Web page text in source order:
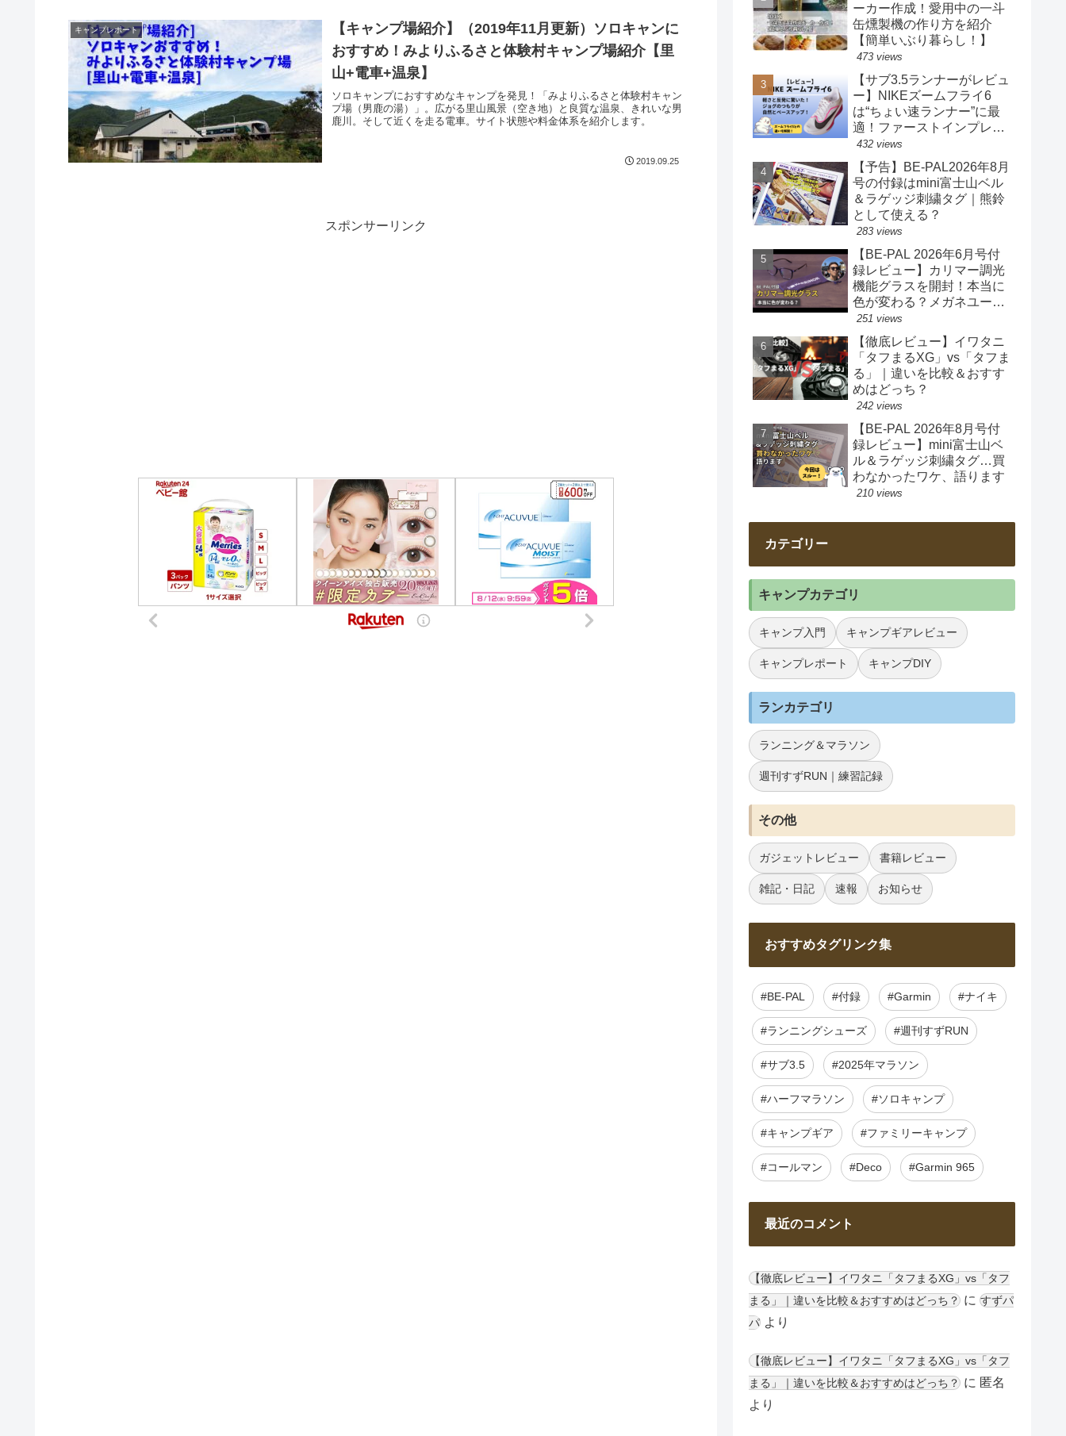
キャンプレポート
【キャンプ場紹介】（2019年11月更新）ソロキャンに
おすすめ！みよりふるさと体験村キャンプ場紹介【里
山+電車+温泉】
ソロキャンプにおすすめなキャンプを発見！「みよりふるさと体験村キャン
プ場（男鹿の湯）」。広がる里山風景（空き地）と良質な温泉、きれいな男
鹿川。そして近くを走る電車。サイト状態や料金体系を紹介します。
2019.09.25
スポンサーリンク
ーカー作成！愛用中の一斗
缶燻製機の作り方を紹介
【簡単いぶり暮らし！】
473 views
【サブ3.5ランナーがレビュ
ー】NIKEズームフライ6
は“ちょい速ランナー”に最
適！ファーストインプレッ
ションまとめ
432 views
【予告】BE-PAL2026年8月
号の付録はmini富士山ベル
＆ラゲッジ刺繍タグ｜熊鈴
として使える？
283 views
【BE-PAL 2026年6月号付
録レビュー】カリマー調光
機能グラスを開封！本当に
色が変わる？メガネユーザ
ー目線で正直チェック
251 views
【徹底レビュー】イワタニ
「タフまるXG」vs「タフま
る」｜違いを比較＆おすす
めはどっち？
242 views
【BE-PAL 2026年8月号付
録レビュー】mini富士山ベ
ル＆ラゲッジ刺繍タグ…買
わなかったワケ、語ります
210 views
カテゴリー
キャンプカテゴリ
キャンプ入門 キャンプギアレビュー
キャンプレポート キャンプDIY
ランカテゴリ
ランニング＆マラソン
週刊すずRUN｜練習記録
その他
ガジェットレビュー 書籍レビュー
雑記・日記 速報 お知らせ
おすすめタグリンク集
#BE-PAL #付録 #Garmin #ナイキ
#ランニングシューズ #週刊すずRUN
#サブ3.5 #2025年マラソン
#ハーフマラソン #ソロキャンプ
#キャンプギア #ファミリーキャンプ
#コールマン #Deco #Garmin 965
最近のコメント
【徹底レビュー】イワタニ「タフまるXG」vs「タフ
まる」｜違いを比較＆おすすめはどっち？ に すずパ
パ より
【徹底レビュー】イワタニ「タフまるXG」vs「タフ
まる」｜違いを比較＆おすすめはどっち？ に 匿名
より